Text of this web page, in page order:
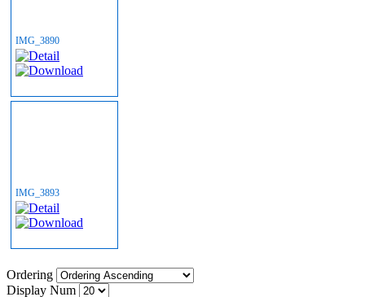
IMG_3890
IMG_3893
Ordering
Display Num